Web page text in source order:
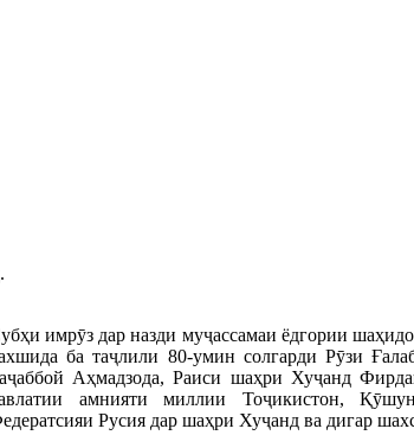
имрӯз дар назди муҷассамаи ёдгории
ба таҷлили 80-умин солгарди Рӯзи
Аҳмадзода, Раиси шаҳри Хуҷанд
амнияти миллии Тоҷикистон,
Русия дар шаҳри Хуҷанд ва дигар